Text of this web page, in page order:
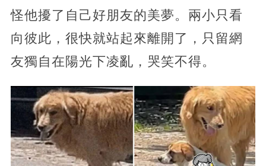
怪他擾了自己好朋友的美夢。兩小只看
向彼此，很快就站起來離開了，只留網
友獨自在陽光下凌亂，哭笑不得。